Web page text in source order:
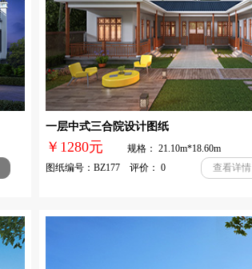
一层中式三合院设计图纸
￥1280元
规格： 21.10m*18.60m
图纸编号：BZ177 评价： 0
查看详情